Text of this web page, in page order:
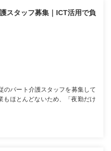
スタッフ募集｜ICT活用で負
のパート介護スタッフを募集して
もほとんどないため、「夜勤だけ